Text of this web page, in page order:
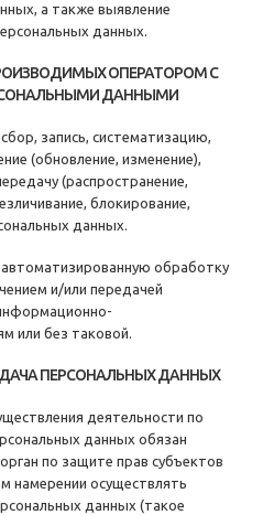
а также выявление
данных.
ОПЕРАТОРОМ С
ДАННЫМИ
запись, систематизацию,
(обновление, изменение),
(распространение,
блокирование,
данных.
обработку
и/или передачей
или без таковой.
ПЕРСОНАЛЬНЫХ ДАННЫХ
деятельности по
данных обязан
по защите прав субъектов
намерении осуществлять
данных (такое